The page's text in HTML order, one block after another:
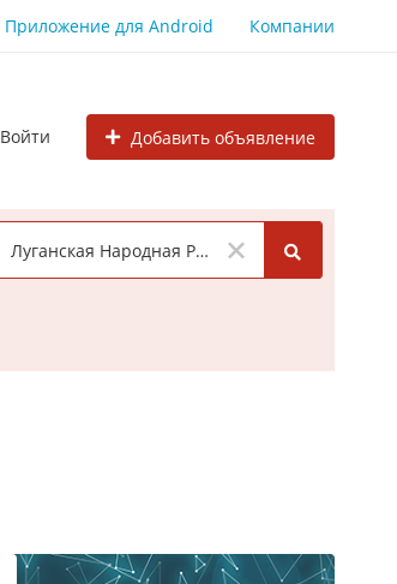
Приложение для Android Компании
Войти Добавить объявление